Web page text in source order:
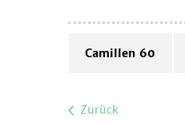
Camillen 60
Zurück